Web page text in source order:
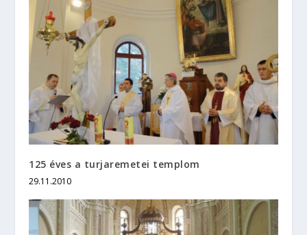
125 éves a turjaremetei templom
29.11.2010